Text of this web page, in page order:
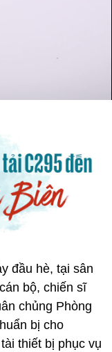
đầu hè, tại sân
bộ, chiến sĩ
chủng Phòng
bị cho
thiết bị phục vụ